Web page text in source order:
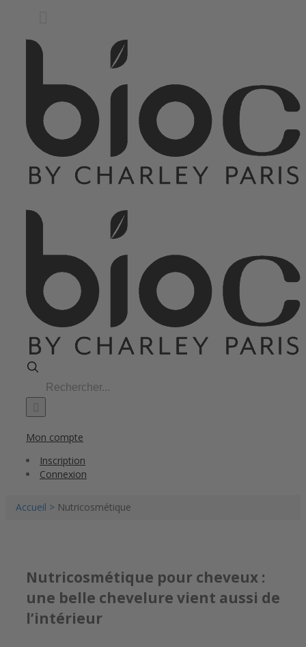
Search
for:
Mon compte
Inscription
Connexion
Accueil > Nutricosmétique
Nutricosmétique pour cheveux :
une belle chevelure vient aussi de
l’intérieur